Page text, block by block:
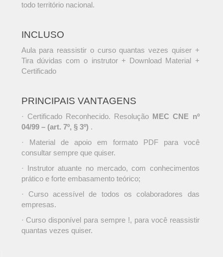
todo território nacional.
INCLUSO
Aula para reassistir o curso quantas vezes quiser +
Tira dúvidas com o instrutor + Download Material +
Certificado
PRINCIPAIS VANTAGENS
· Certificado Reconhecido. Resolução MEC CNE nº
04/99 – (art. 7º, § 3º) .
· Material de apoio em formato PDF para você
consultar sempre que quiser.
· Instrutor atuante no mercado, com conhecimentos
prático e forte embasamento teórico;
· Curso acessível de todos os colaboradores das
empresas.
· Curso disponível para sempre !, para você reassistir
quantas vezes quiser.